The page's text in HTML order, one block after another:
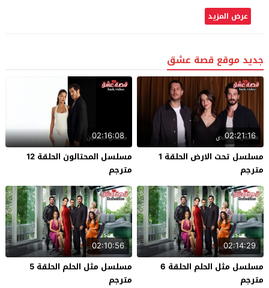
عرض المزيد
جديد موقع قصة عشق
02:21:16
مسلسل تحت الارض الحلقة 1
مترجم
02:16:08
مسلسل المحتالون الحلقة 12
مترجم
02:14:29
مسلسل مثل الحلم الحلقة 6
مترجم
02:10:56
مسلسل مثل الحلم الحلقة 5
مترجم